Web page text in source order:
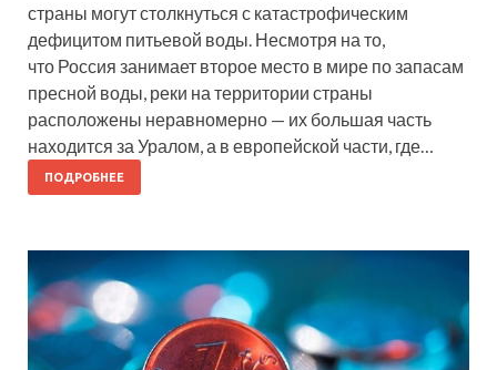
страны могут столкнуться с катастрофическим
дефицитом питьевой воды. Несмотря на то,
что Россия занимает второе место в мире по запасам
пресной воды, реки на территории страны
расположены неравномерно — их большая часть
находится за Уралом, а в европейской части, где…
ПОДРОБНЕЕ